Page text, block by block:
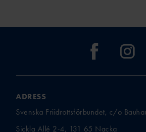
ADRESS
Svenska Friidrottsförbundet, c/o
Sickla Allé 2-4, 131 65 Nacka